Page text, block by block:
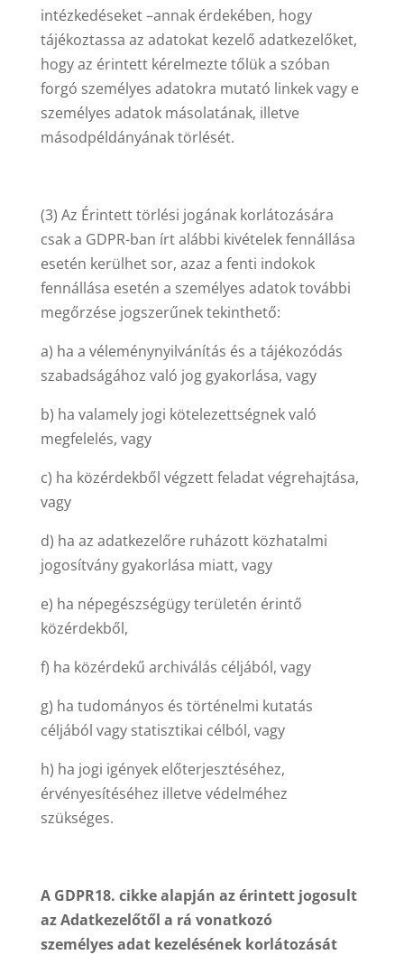
intézkedéseket –annak érdekében, hogy
tájékoztassa az adatokat kezelő adatkezelőket,
hogy az érintett kérelmezte tőlük a szóban
forgó személyes adatokra mutató linkek vagy e
személyes adatok másolatának, illetve
másodpéldányának törlését.
(3) Az Érintett törlési jogának korlátozására
csak a GDPR-ban írt alábbi kivételek fennállása
esetén kerülhet sor, azaz a fenti indokok
fennállása esetén a személyes adatok további
megőrzése jogszerűnek tekinthető:
a) ha a véleménynyilvánítás és a tájékozódás
szabadságához való jog gyakorlása, vagy
b) ha valamely jogi kötelezettségnek való
megfelelés, vagy
c) ha közérdekből végzett feladat végrehajtása,
vagy
d) ha az adatkezelőre ruházott közhatalmi
jogosítvány gyakorlása miatt, vagy
e) ha népegészségügy területén érintő
közérdekből,
f) ha közérdekű archiválás céljából, vagy
g) ha tudományos és történelmi kutatás
céljából vagy statisztikai célból, vagy
h) ha jogi igények előterjesztéséhez,
érvényesítéséhez illetve védelméhez
szükséges.
A GDPR18. cikke alapján az érintett jogosult
az Adatkezelőtől a rá vonatkozó
személyes adat kezelésének korlátozását